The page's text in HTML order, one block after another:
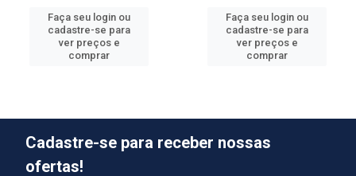
Faça seu login ou
cadastre-se para
ver preços e
comprar
Faça seu login ou
cadastre-se para
ver preços e
comprar
Cadastre-se para receber nossas
ofertas!